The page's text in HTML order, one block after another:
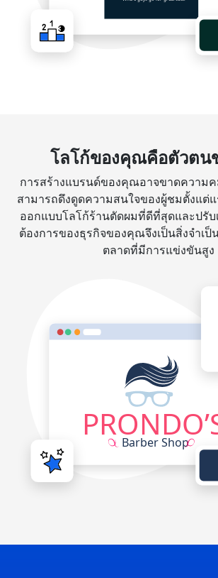
โลโก้ของคุณคือตัวตน
การสร้างแบรนด์ของคุณอาจขาดความค
สามารถดึงดูดความสนใจของผู้ชมตั้งแต่
ออกแบบโลโก้ร้านตัดผมที่ดีที่สุดและปรับ
ต้องการของธุรกิจของคุณจึงเป็นสิ่งจำเป็
ตลาดที่มีการแข่งขันสูง